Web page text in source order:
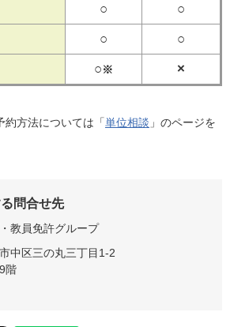
○ ○
○ ○
○※ ×
約方法については「単位相談 」のページを
問合せ先
教員免許グループ
中区三の丸三丁目1-2
階